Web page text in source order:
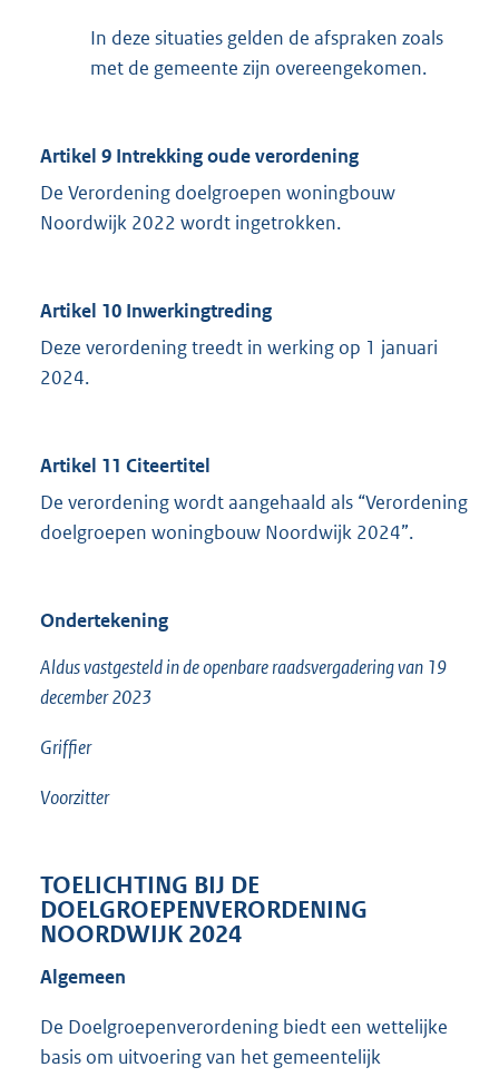
In deze situaties gelden de afspraken zoals
met de gemeente zijn overeengekomen.
Artikel 9 Intrekking oude verordening
De Verordening doelgroepen woningbouw
Noordwijk 2022 wordt ingetrokken.
Artikel 10 Inwerkingtreding
Deze verordening treedt in werking op 1 januari
2024.
Artikel 11 Citeertitel
De verordening wordt aangehaald als “Verordening
doelgroepen woningbouw Noordwijk 2024”.
Ondertekening
Aldus vastgesteld in de openbare raadsvergadering van 19
december 2023
Griffier
Voorzitter
TOELICHTING BIJ DE
DOELGROEPENVERORDENING
NOORDWIJK 2024
Algemeen
De Doelgroepenverordening biedt een wettelijke
basis om uitvoering van het gemeentelijk